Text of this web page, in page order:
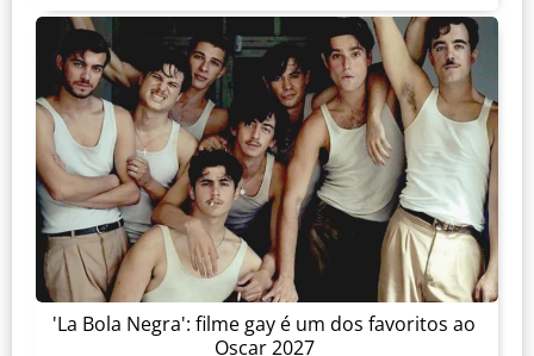
'La Bola Negra': filme gay é um dos favoritos ao
Oscar 2027